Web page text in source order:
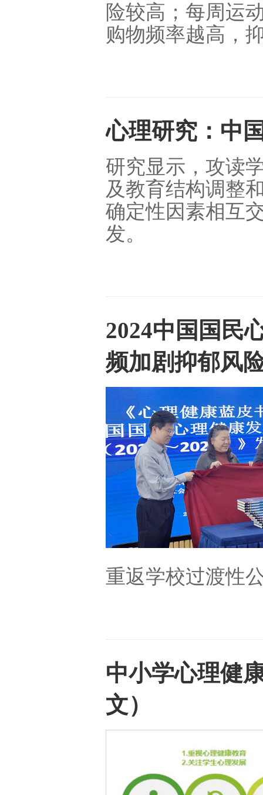
险较高；每周运
购物频率越高，
心理研究：中
研究显示，攻读
及教育结构调整
确定性因素相互
发。
2024中国国民
频加剧抑郁风
重返学校过渡性
中小学心理健
文）